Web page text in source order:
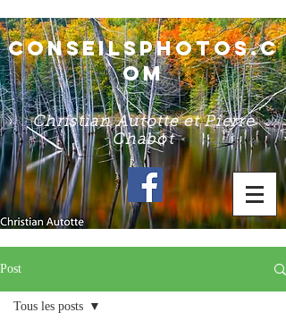
conseilsphotos.c
om
Christian Autotte et Pierre
Chabot
Post
Tous les posts